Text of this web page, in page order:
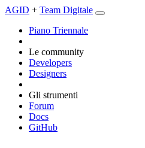
AGID + Team Digitale
Piano Triennale
Le community
Developers
Designers
Gli strumenti
Forum
Docs
GitHub